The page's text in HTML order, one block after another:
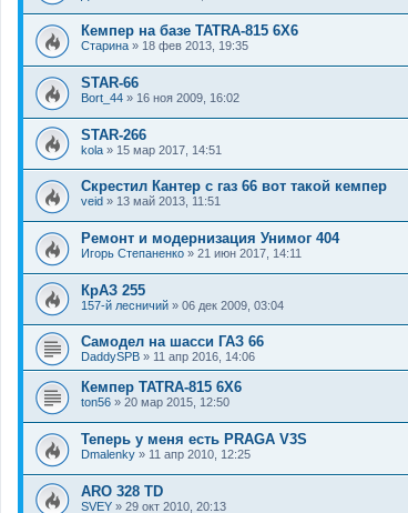
Кемпер на базе TATRA-815 6X6
Старина » 18 фев 2013, 19:35
STAR-66
Bort_44 » 16 ноя 2009, 16:02
STAR-266
kola » 15 мар 2017, 14:51
Скрестил Кантер с газ 66 вот такой кемпер
veid » 13 май 2013, 11:51
Ремонт и модернизация Унимог 404
Игорь Степаненко » 21 июн 2017, 14:11
КрАЗ 255
157-й лесничий » 06 дек 2009, 03:04
Самодел на шасси ГАЗ 66
DaddySPB » 11 апр 2016, 14:06
Кемпер TATRA-815 6X6
ton56 » 20 мар 2015, 12:50
Теперь у меня есть PRAGA V3S
Dmalenky » 11 апр 2010, 12:25
ARO 328 TD
SVEY » 29 окт 2010, 20:13